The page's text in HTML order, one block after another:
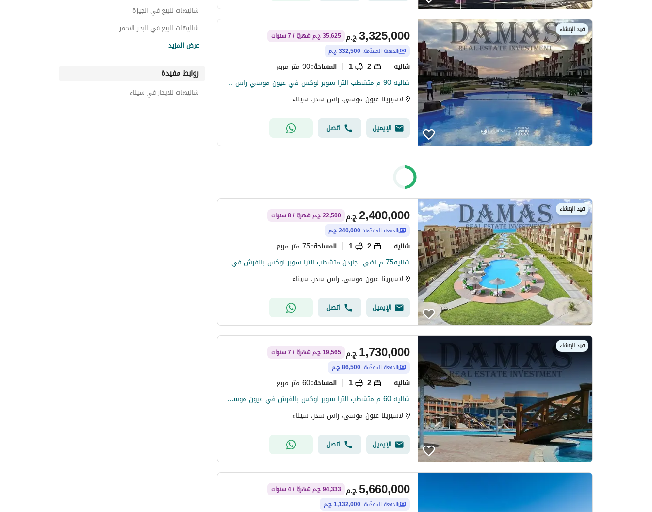
قيد الإنشاء
ج.م3,325,000
35,625 ج.م شهريًا / 7 سنوات
الدفعة المقدّمة: 332,500 ج.م
شاليه 2
1 المساحة:90 متر مربع
شاليه 90 م متشطب الترا سوبر لوكس في عيون موسي راس سدر
لاسيرينا عيون موسى، راس سدر، سيناء
الإيميل اتصل
قيد الإنشاء
ج.م2,400,000
22,500 ج.م شهريًا / 8 سنوات
الدفعة المقدّمة: 240,000 ج.م
شاليه 2
1 المساحة:75 متر مربع
شاليه75 م اضي بجاردن متشطب الترا سوبر لوكس بالفرش في عيون موسي راس سدر
لاسيرينا عيون موسى، راس سدر، سيناء
الإيميل اتصل
قيد الإنشاء
ج.م1,730,000
19,565 ج.م شهريًا / 7 سنوات
الدفعة المقدّمة: 86,500 ج.م
شاليه 2
1 المساحة:60 متر مربع
شاليه 60 م متشطب الترا سوبر لوكس بالفرش في عيون موسي راس سدر
لاسيرينا عيون موسى، راس سدر، سيناء
الإيميل اتصل
ج.م5,660,000
94,333 ج.م شهريًا / 4 سنوات
الدفعة المقدّمة: 1,132,000 ج.م
غرف للبيع في سيناء
عقارات للبيع في سيناء
شاليهات للبيع في الجيزة
شاليهات للبيع في البحر الأحمر
عرض المزيد
روابط مفيدة
شاليهات للايجار في سيناء